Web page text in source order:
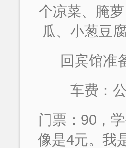
个凉菜、腌
瓜、小葱豆
回宾馆准
车费：
门票：90，
像是4元。我